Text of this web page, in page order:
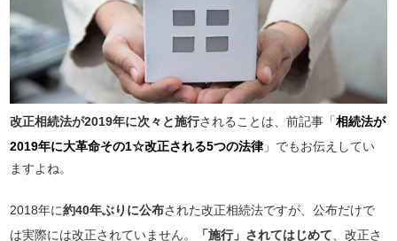
改正相続法が2019年に次々と施行されることは、前記事「相続法が
2019年に大革命その1☆改正される5つの法律」でもお伝えしてい
ますよね。
2018年に約40年ぶりに公布された改正相続法ですが、公布だけで
は実際には改正されていません。
「施行」されてはじめて 、改正さ